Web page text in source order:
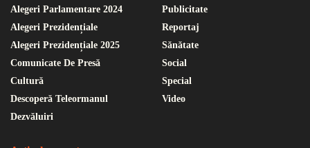
Alegeri Parlamentare 2024
Alegeri Prezidențiale
Alegeri Prezidențiale 2025
Comunicate De Presă
Cultură
Descoperă Teleormanul
Dezvăluiri
Publicitate
Reportaj
Sănătate
Social
Special
Video